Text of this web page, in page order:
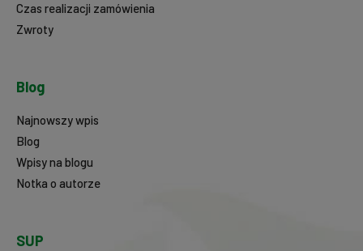
Czas realizacji zamówienia
Zwroty
Blog
Najnowszy wpis
Blog
Wpisy na blogu
Notka o autorze
SUP